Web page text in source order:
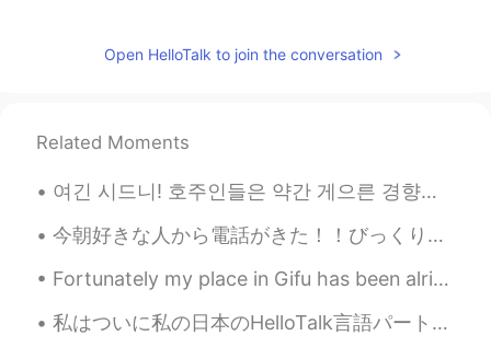
Kooter 2020.11.03 15:27
them?
下班急先锋 2020.11.03 15:25
So peaceful and clean. I love it
CN EN
Open HelloTalk to join the conversation
Related Moments
여긴 시드니! 호주인들은 약간 게으른 경향이 있어요 ㅎㅎ 그래서 얘기할때 최대한 짧게 말하는 방법이 있습니다: Australian = Aussie Australia = st...
今朝好きな人から電話がきた！！びっくりした！頑張ったけど言いたいことをうまく言えなかった😞 やっぱり日本語話すのが難しくて下手です！😂もっと勉強しないと！！ でも下手な日本語で好きな人と少し話...
Fortunately my place in Gifu has been alright so far... So gonna spend the rest of the day chilla...
私はついに私の日本のHelloTalk言語パートナーに直接会うことができました。 私たちは一緒に素晴らしい時間を過ごし、私たちの友情はかつてないほど強くなりました。 ここでこんなに素晴らしい友達...